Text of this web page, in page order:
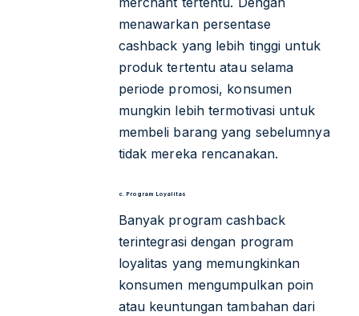
menawarkan persentase
cashback yang lebih tinggi untuk
produk tertentu atau selama
periode promosi, konsumen
mungkin lebih termotivasi untuk
membeli barang yang sebelumnya
tidak mereka rencanakan.
c. Program Loyalitas
Banyak program cashback
terintegrasi dengan program
loyalitas yang memungkinkan
konsumen mengumpulkan poin
atau keuntungan tambahan dari